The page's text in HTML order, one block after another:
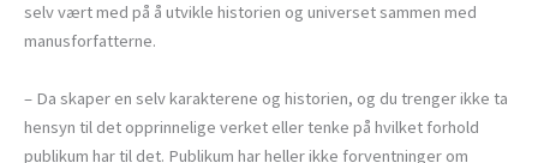
selv vært med på å utvikle historien og universet sammen med
manusforfatterne.
– Da skaper en selv karakterene og historien, og du trenger ikke ta
hensyn til det opprinnelige verket eller tenke på hvilket forhold
publikum har til det. Publikum har heller ikke forventninger om